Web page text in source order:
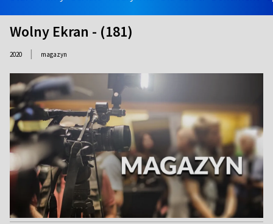
Wolny Ekran - (181)
2020 | magazyn